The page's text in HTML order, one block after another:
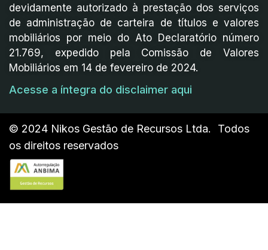
devidamente autorizado à prestação dos serviços
de administração de carteira de títulos e valores
mobiliários por meio do Ato Declaratório número
21.769, expedido pela Comissão de Valores
Mobiliários em 14 de fevereiro de 2024.
Acesse a íntegra do disclaimer aqui
© 2024 Nikos Gestão de Recursos Ltda. Todos
os direitos reservados